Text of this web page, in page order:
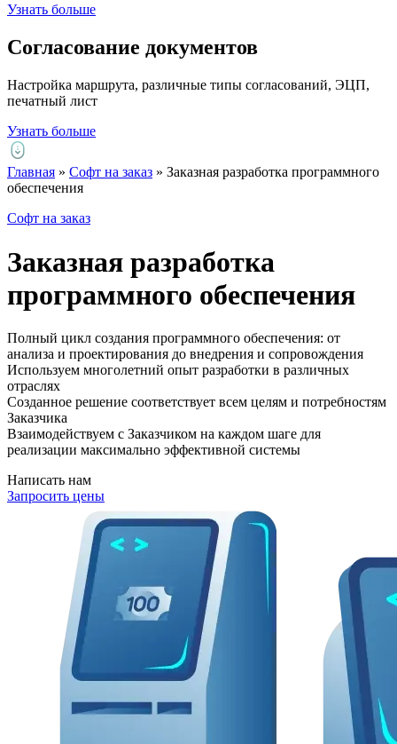
Узнать больше
Согласование документов
Настройка маршрута, различные типы согласований, ЭЦП,
печатный лист
Узнать больше
Главная » Софт на заказ » Заказная разработка программного
обеспечения
Софт на заказ
Заказная разработка
программного обеспечения
Полный цикл создания программного обеспечения: от
анализа и проектирования до внедрения и сопровождения
Используем многолетний опыт разработки в различных
отраслях
Созданное решение соответствует всем целям и потребностям
Заказчика
Взаимодействуем с Заказчиком на каждом шаге для
реализации максимально эффективной системы
Написать нам
Запросить цены